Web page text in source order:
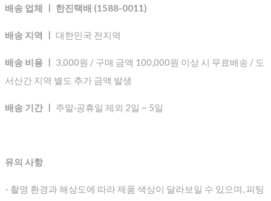
배송 업체 ㅣ 한진택배 (1588-0011)
배송 지역 ㅣ 대한민국 전지역
배송 비용 ㅣ 3,000원 / 구매 금액 100,000원 이상 시 무료배송 / 도
서산간 지역 별도 추가 금액 발생
배송 기간 ㅣ 주말·공휴일 제외 2일 ~ 5일
유의 사항
- 촬영 환경과 해상도에 따라 제품 색상이 달라보일 수 있으며, 피팅